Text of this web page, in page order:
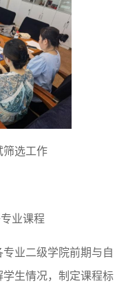
筛选工作
业课程
业二级学院前期与自
生情况，制定课程标